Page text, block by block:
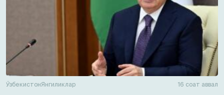
ЎзбекистонЯнгиликлар 16 соат аввал